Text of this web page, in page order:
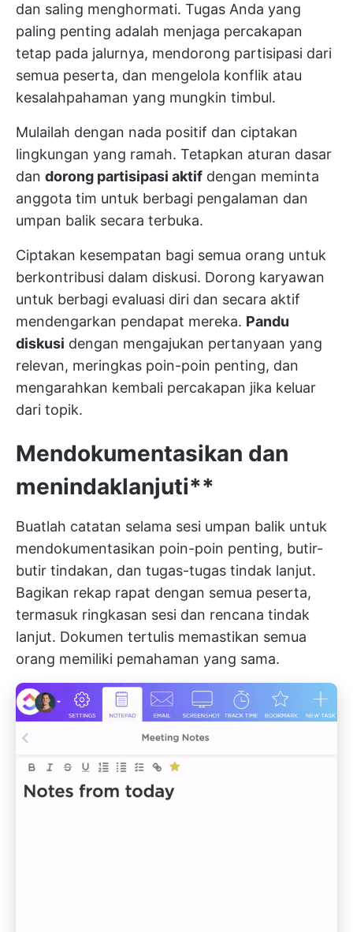
dan saling menghormati. Tugas Anda yang
paling penting adalah menjaga percakapan
tetap pada jalurnya, mendorong partisipasi dari
semua peserta, dan mengelola konflik atau
kesalahpahaman yang mungkin timbul.
Mulailah dengan nada positif dan ciptakan
lingkungan yang ramah. Tetapkan aturan dasar
dan dorong partisipasi aktif dengan meminta
anggota tim untuk berbagi pengalaman dan
umpan balik secara terbuka.
Ciptakan kesempatan bagi semua orang untuk
berkontribusi dalam diskusi. Dorong karyawan
untuk berbagi evaluasi diri dan secara aktif
mendengarkan pendapat mereka. Pandu
diskusi dengan mengajukan pertanyaan yang
relevan, meringkas poin-poin penting, dan
mengarahkan kembali percakapan jika keluar
dari topik.
Mendokumentasikan dan
menindaklanjuti**
Buatlah catatan selama sesi umpan balik untuk
mendokumentasikan poin-poin penting, butir-
butir tindakan, dan tugas-tugas tindak lanjut.
Bagikan rekap rapat dengan semua peserta,
termasuk ringkasan sesi dan rencana tindak
lanjut. Dokumen tertulis memastikan semua
orang memiliki pemahaman yang sama.